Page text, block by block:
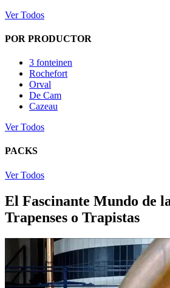
Ver Todos
POR PRODUCTOR
3 fonteinen
Rochefort
Orval
De Cam
Cazeau
Ver Todos
PACKS
Ver Todos
El Fascinante Mundo de
Trapenses o Trapistas